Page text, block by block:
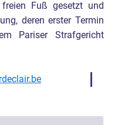
Fuß gesetzt und
deren erster Termin
Pariser Strafgericht